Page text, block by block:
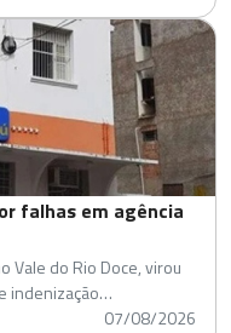
falhas em agência
Vale do Rio Doce, virou
indenização…
07/08/2026